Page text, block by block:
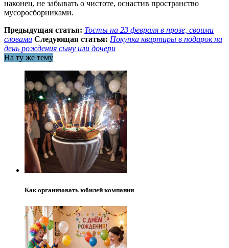
наконец, не забывать о чистоте, оснастив пространство
мусоросборниками.
Предыдущая статья: Тосты на 23 февраля в прозе, своими
словами Следующая статья: Покупка квартиры в подарок на
день рождения сыну или дочери
На ту же тему
Как организовать юбилей компании